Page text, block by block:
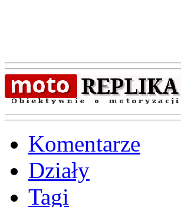
Komentarze
Działy
Tagi